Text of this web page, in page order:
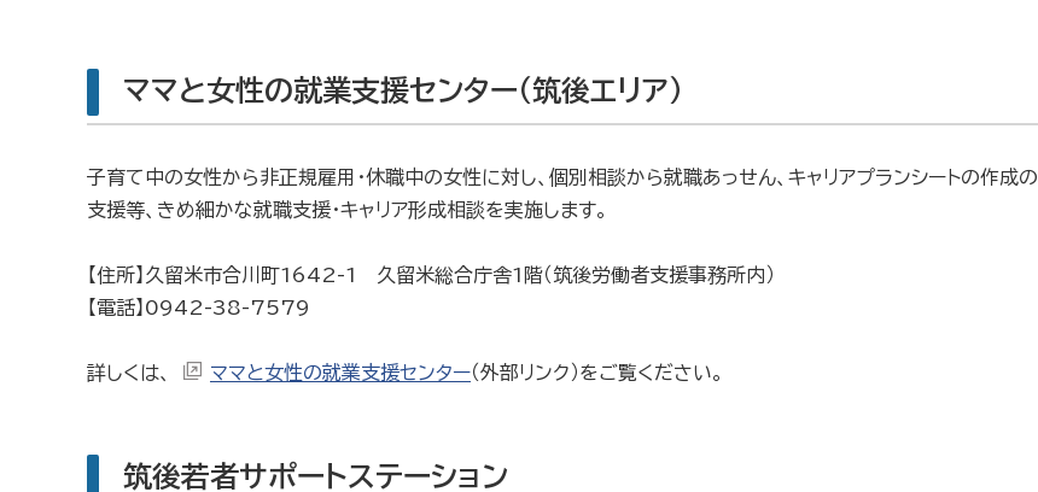
ママと女性の就業支援センター（筑後エリア）
子育て中の女性から非正規雇用・休職中の女性に対し、個別相談から就職あっせん、キャリアプランシートの作成の
支援等、 きめ細かな就職支援・キャリア形成相談を実施します。
【住所】久留米市合川町1642-1 久留米総合庁舎1階（筑後労働者支援事務所内）
【電話】0942-38-7579
詳しくは、 ママと女性の就業支援センター（外部リンク）をご覧ください。
筑後若者サポートステーション